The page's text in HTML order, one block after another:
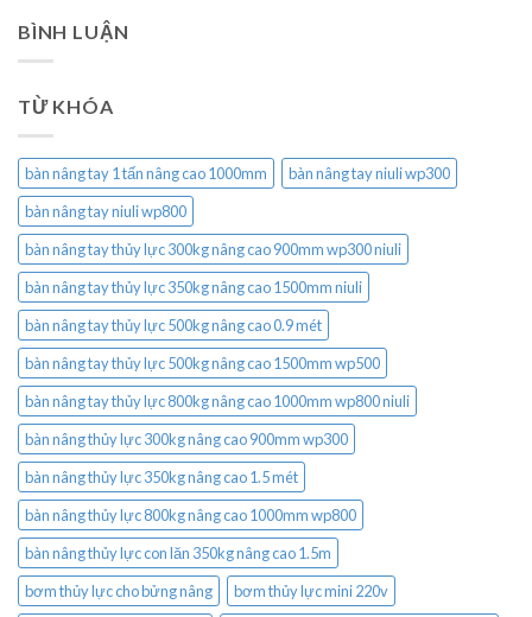
BÌNH LUẬN
TỪ KHÓA
bàn nâng tay 1 tấn nâng cao 1000mm
bàn nâng tay niuli wp300
bàn nâng tay niuli wp800
bàn nâng tay thủy lực 300kg nâng cao 900mm wp300 niuli
bàn nâng tay thủy lực 350kg nâng cao 1500mm niuli
bàn nâng tay thủy lực 500kg nâng cao 0.9 mét
bàn nâng tay thủy lực 500kg nâng cao 1500mm wp500
bàn nâng tay thủy lực 800kg nâng cao 1000mm wp800 niuli
bàn nâng thủy lực 300kg nâng cao 900mm wp300
bàn nâng thủy lực 350kg nâng cao 1.5 mét
bàn nâng thủy lực 800kg nâng cao 1000mm wp800
bàn nâng thủy lực con lăn 350kg nâng cao 1.5m
bơm thủy lực cho bửng nâng
bơm thủy lực mini 220v